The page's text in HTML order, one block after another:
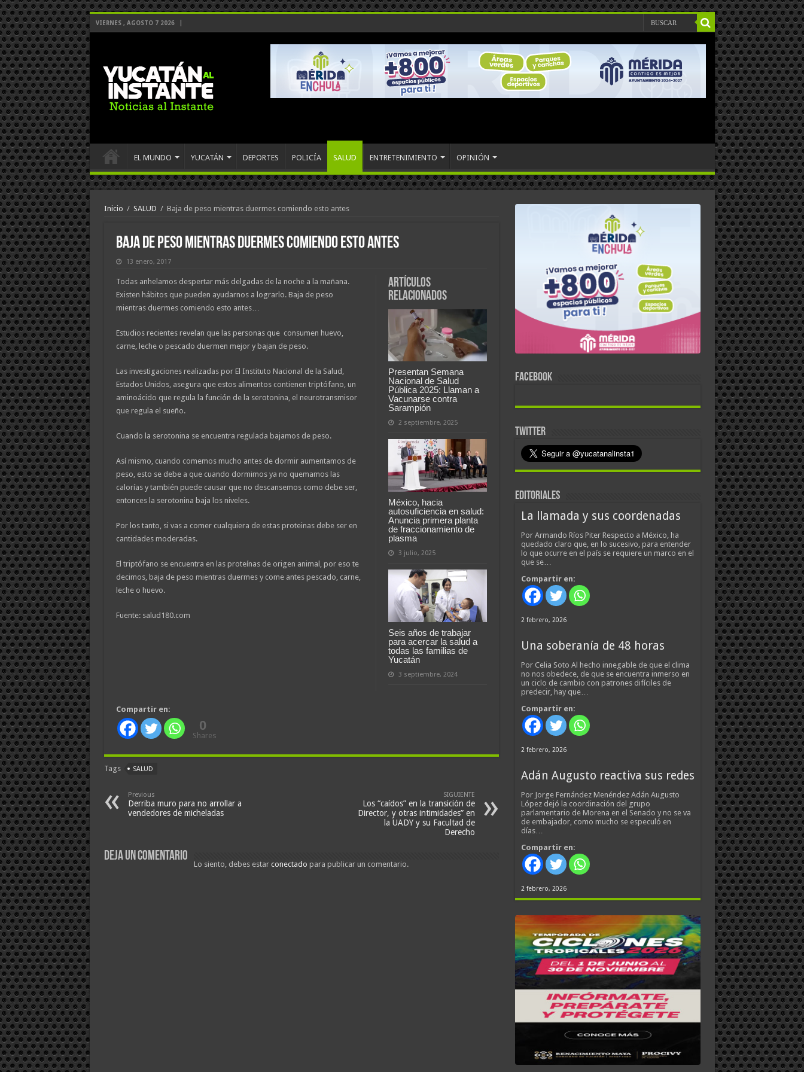
VIERNES , AGOSTO 7 2026
EL MUNDO YUCATÁN DEPORTES POLICÍA SALUD ENTRETENIMIENTO OPINIÓN
Inicio / SALUD / Baja de peso mientras duermes comiendo esto antes
Baja de peso mientras duermes comiendo esto antes
13 enero, 2017
Artículos
relacionados
Presentan Semana
Nacional de Salud
Pública 2025: Llaman a
Vacunarse contra
Sarampión
2 septiembre, 2025
México, hacia
autosuficiencia en salud:
Anuncia primera planta
de fraccionamiento de
plasma
3 julio, 2025
Seis años de trabajar
para acercar la salud a
todas las familias de
Yucatán
3 septiembre, 2024
Todas anhelamos despertar más delgadas de la noche a la mañana.
Existen hábitos que pueden ayudarnos a lograrlo. Baja de peso
mientras duermes comiendo esto antes…
Estudios recientes revelan que las personas que consumen huevo,
carne, leche o pescado duermen mejor y bajan de peso.
Las investigaciones realizadas por El Instituto Nacional de la Salud,
Estados Unidos, asegura que estos alimentos contienen triptófano, un
aminoácido que regula la función de la serotonina, el neurotransmisor
que regula el sueño.
Cuando la serotonina se encuentra regulada bajamos de peso.
Así mismo, cuando comemos mucho antes de dormir aumentamos de
peso, esto se debe a que cuando dormimos ya no quemamos las
calorías y también puede causar que no descansemos como debe ser,
entonces la serotonina baja los niveles.
Por los tanto, si vas a comer cualquiera de estas proteinas debe ser en
cantidades moderadas.
El triptófano se encuentra en las proteínas de origen animal, por eso te
decimos, baja de peso mientras duermes y come antes pescado, carne,
leche o huevo.
Fuente: salud180.com
Compartir en:
0
Shares
Tags SALUD
Previous
Derriba muro para no arrollar a
vendedores de micheladas
SIGUIENTE
Los “caídos” en la transición de
Director, y otras intimidades” en
la UADY y su Facultad de
Derecho
Deja un comentario
Lo siento, debes estar conectado para publicar un comentario.
FACEBOOK
TWITTER
EDITORIALES
La llamada y sus coordenadas
Por Armando Ríos Piter Respecto a México, ha
quedado claro que, en lo sucesivo, para entender
lo que ocurre en el país se requiere un marco en el
que se…
Compartir en:
2 febrero, 2026
Una soberanía de 48 horas
Por Celia Soto Al hecho innegable de que el clima
no nos obedece, de que se encuentra inmerso en
un ciclo de cambio con patrones difíciles de
predecir, hay que…
Compartir en:
2 febrero, 2026
Adán Augusto reactiva sus redes
Por Jorge Fernández Menéndez Adán Augusto
López dejó la coordinación del grupo
parlamentario de Morena en el Senado y no se va
de embajador, como mucho se especuló en
días…
Compartir en:
2 febrero, 2026